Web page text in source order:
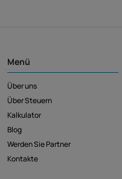
Menü
Über uns
Über Steuern
Kalkulator
Blog
Werden Sie Partner
Kontakte